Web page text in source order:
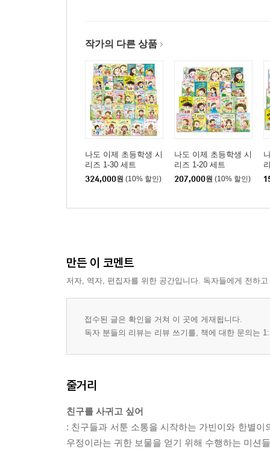
작가의 다른 상품
나도 이제 초등학생 시
리즈 1-30 세트
324,000원 (10% 할인)
나도 이제 초등학생 시
리즈 1-20 세트
207,000원 (10% 할인)
만든 이 코멘트
저자, 역자, 편집자를 위한 공간입니다. 독자들에게 전하
접수된 글은 확인을 거쳐 이 곳에 게재됩니다.
독자 분들의 리뷰는 리뷰 쓰기를, 책에 대한 문의는
줄거리
친구를 사귀고 싶어
: 친구들과 서툰 소통을 시작하는 가빈이와 한별
우정이라는 귀한 보물을 얻기 위해 수행하는 미션